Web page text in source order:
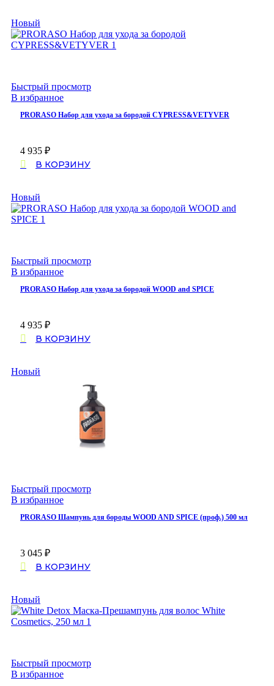
Новый
Быстрый просмотр
В избранное
PRORASO Набор для ухода за бородой CYPRESS&VETYVER
4 935 ₽
В КОРЗИНУ
Новый
Быстрый просмотр
В избранное
PRORASO Набор для ухода за бородой WOOD and SPICE
4 935 ₽
В КОРЗИНУ
Новый
Быстрый просмотр
В избранное
PRORASO Шампунь для бороды WOOD AND SPICE (проф.) 500 мл
3 045 ₽
В КОРЗИНУ
Новый
Быстрый просмотр
В избранное